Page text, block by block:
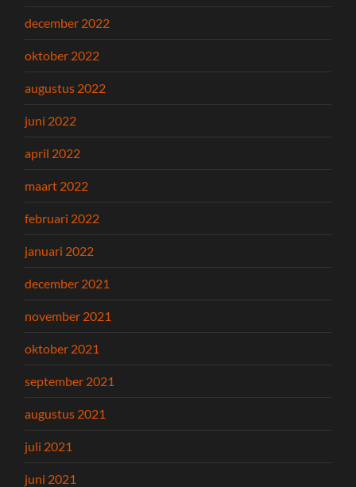
december 2022
oktober 2022
augustus 2022
juni 2022
april 2022
maart 2022
februari 2022
januari 2022
december 2021
november 2021
oktober 2021
september 2021
augustus 2021
juli 2021
juni 2021